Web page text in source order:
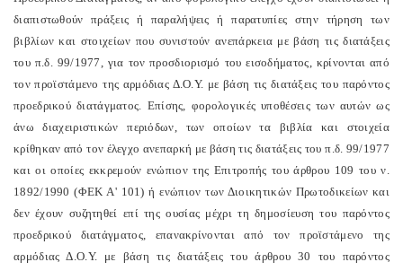
διαπιστωθούν πράξεις ή παραλήψεις ή παρατυπίες στην τήρηση των
βιβλίων και στοιχείων που συνιστούν ανεπάρκεια με βάση τις διατάξεις
του π.δ. 99/1977, για τον προσδιορισμό του εισοδήματος, κρίνονται από
τον προϊστάμενο της αρμόδιας Δ.Ο.Υ. με βάση τις διατάξεις του παρόντος
προεδρικού διατάγματος. Επίσης, φορολογικές υποθέσεις των αυτών ως
άνω διαχειριστικών περιόδων, των οποίων τα βιβλία και στοιχεία
κρίθηκαν από τον έλεγχο ανεπαρκή με βάση τις διατάξεις του π.δ. 99/1977
και οι οποίες εκκρεμούν ενώπιον της Επιτροπής του άρθρου 109 του ν.
1892/1990 (ΦΕΚ Α' 101) ή ενώπιον των Διοικητικών Πρωτοδικείων και
δεν έχουν συζητηθεί επί της ουσίας μέχρι τη δημοσίευση του παρόντος
προεδρικού διατάγματος, επανακρίνονται από τον προϊστάμενο της
αρμόδιας Δ.Ο.Υ. με βάση τις διατάξεις του άρθρου 30 του παρόντος